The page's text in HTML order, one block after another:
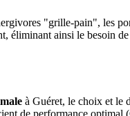
"grille-pain", les
éliminant ainsi le besoin
à Guéret, le choix et le
de performance optimal